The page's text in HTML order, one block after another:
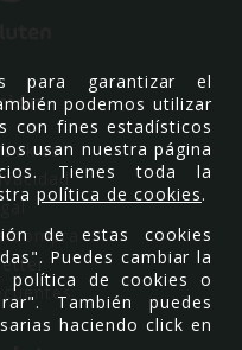
compra
para garantizar el
podemos utilizar
con fines estadísticos
usan nuestra página
Tienes toda la
política de cookies.
de estas cookies
Puedes cambiar la
política de cookies o
También puedes
haciendo click en